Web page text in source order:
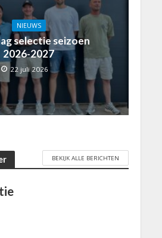
NIEUWS
selectie seizoen
2026-2027
22 juli 2026
BEKIJK ALLE BERICHTEN